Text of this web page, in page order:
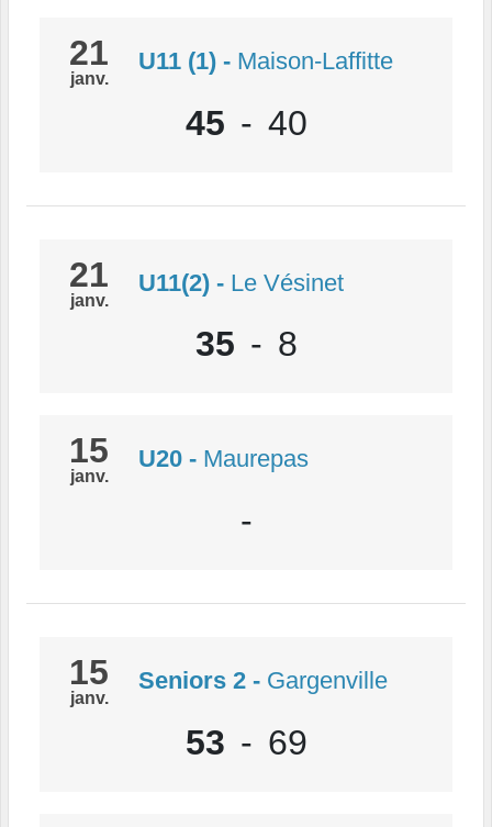
21
janv.
U11 (1) - Maison-Laffitte
45 - 40
21
janv.
U11(2) - Le Vésinet
35 - 8
15
janv.
U20 - Maurepas
-
15
janv.
Seniors 2 - Gargenville
53 - 69